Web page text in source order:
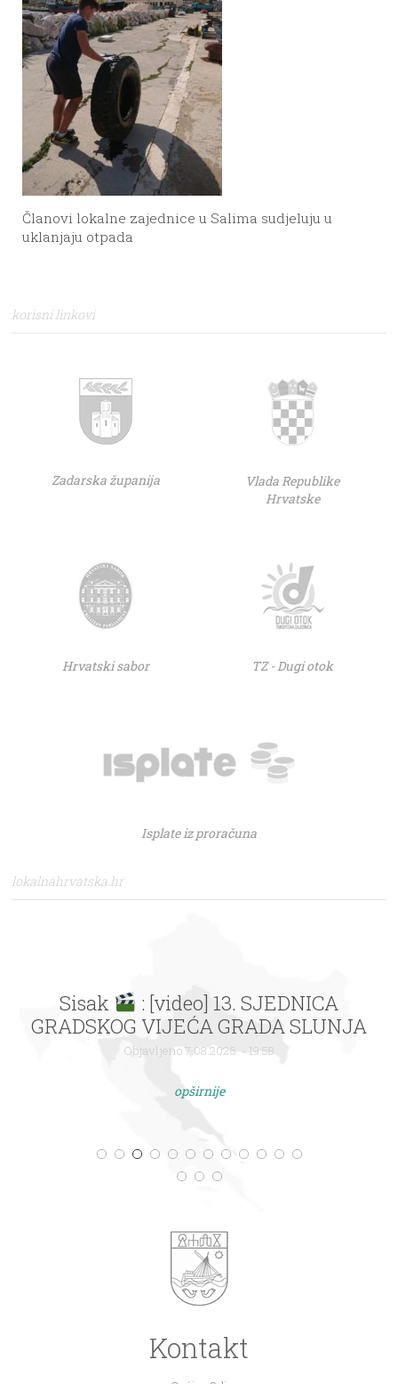
Članovi lokalne zajednice u Salima sudjeluju u
uklanjaju otpada
korisni linkovi
Zadarska županija
Vlada Republike
Hrvatske
Hrvatski sabor TZ - Dugi otok
Isplate iz proračuna
lokalnahrvatska.hr
Sisak
: [video] 13. SJEDNICA
GRADSKOG VIJEĆA GRADA SLUNJA
Objavljeno 7.08.2026. - 19:58
opširnije
Kontakt